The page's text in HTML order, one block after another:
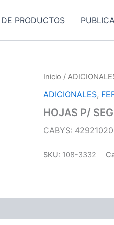
PRODUCTOS
Inicio /
ADICIONALES,
HOJAS P/
CABYS:
SKU: 108-3332